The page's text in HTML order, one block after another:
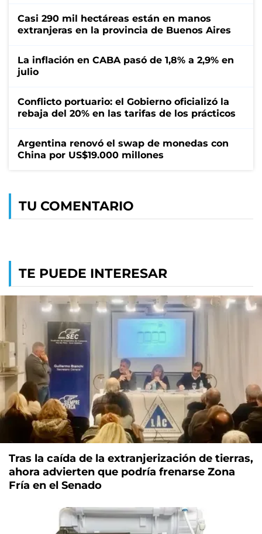
Casi 290 mil hectáreas están en manos
extranjeras en la provincia de Buenos Aires
La inflación en CABA pasó de 1,8% a 2,9% en
julio
Conflicto portuario: el Gobierno oficializó la
rebaja del 20% en las tarifas de los prácticos
Argentina renovó el swap de monedas con
China por US$19.000 millones
TU COMENTARIO
TE PUEDE INTERESAR
Tras la caída de la extranjerización de tierras,
ahora advierten que podría frenarse Zona
Fría en el Senado